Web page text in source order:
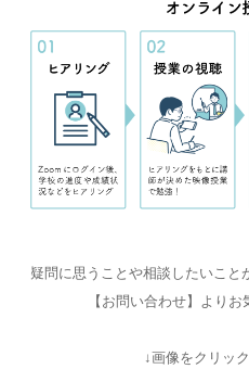
疑問に思うことや相談したいこと
【お問い合わせ】よりお
↓画像をクリッ